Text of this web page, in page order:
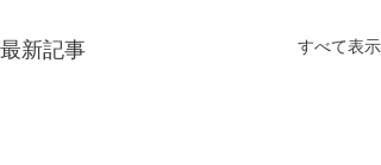
最新記事 すべて表示